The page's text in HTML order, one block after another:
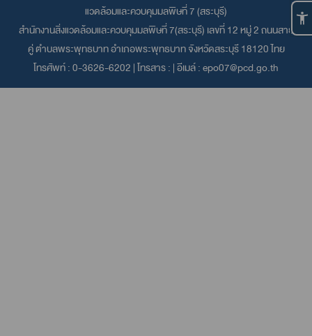
แวดล้อมและควบคุมมลพิษที่ 7 (สระบุรี)
สำนักงานสิ่งแวดล้อมและควบคุมมลพิษที่ 7(สระบุรี) เลขที่ 12 หมู่ 2 ถนนสาย
คู่ ตำบลพระพุทธบาท อำเภอพระพุทธบาท จังหวัดสระบุรี 18120 ไทย
โทรศัพท์ :0-3626-6202 | โทรสาร : | อีเมล์ :epo07@pcd.go.th